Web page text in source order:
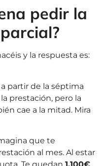
pedir la
y la respuesta es:
partir de la séptima
prestación, pero la
cae a la mitad. Mira
que te
al mes. Al estar